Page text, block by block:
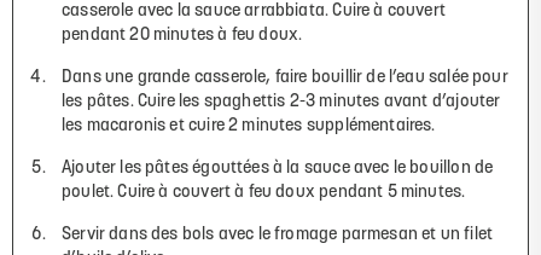
casserole avec la sauce arrabbiata. Cuire à couvert
pendant 20 minutes à feu doux.
Dans une grande casserole, faire bouillir de l’eau salée pour
les pâtes. Cuire les spaghettis 2-3 minutes avant d’ajouter
les macaronis et cuire 2 minutes supplémentaires.
Ajouter les pâtes égouttées à la sauce avec le bouillon de
poulet. Cuire à couvert à feu doux pendant 5 minutes.
Servir dans des bols avec le fromage parmesan et un filet